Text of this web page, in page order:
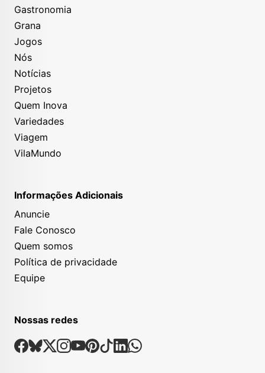
Gastronomia
Grana
Jogos
Nós
Notícias
Projetos
Quem Inova
Variedades
Viagem
VilaMundo
Informações Adicionais
Anuncie
Fale Conosco
Quem somos
Política de privacidade
Equipe
Nossas redes
Nossas Redes Sociais
Facebook
Bsky
X Instagram
Youtube
Pinterest
TiktokLinkedin
Whatsapp